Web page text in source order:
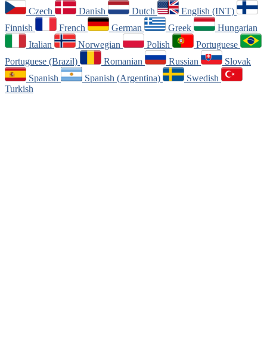
Czech Danish Dutch
English (INT)
Finnish
French German Greek
Hungarian
Italian
Norwegian Polish
Portuguese
Portuguese (Brazil)
Romanian Russian
Slovak
Spanish
Spanish (Argentina)
Swedish
Turkish